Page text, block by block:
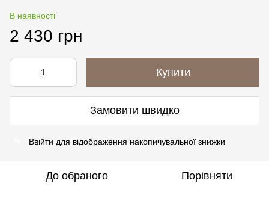
В наявності
2 430 грн
Купити
Замовити швидко
Ввійти для відображення накопичувальної знижки
До обраного Порівняти